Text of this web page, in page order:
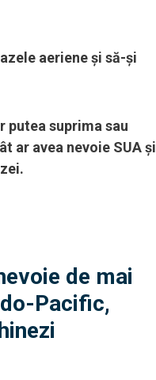
aeriene și să-și
putea suprima sau
ar avea nevoie SUA și
de mai
Pacific,